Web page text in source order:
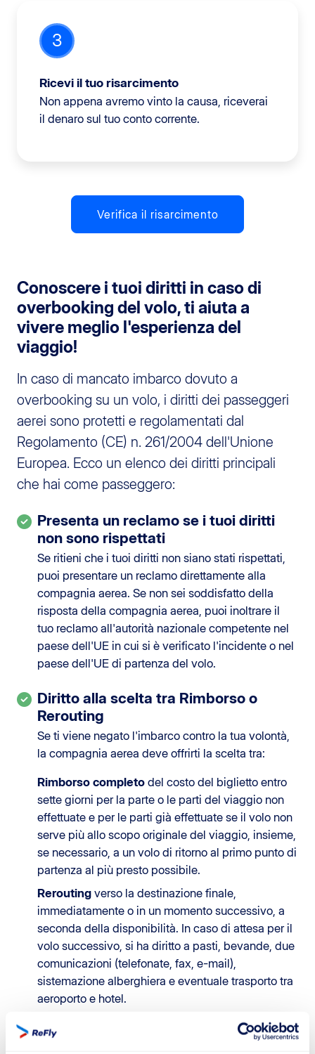
3
Ricevi il tuo risarcimento
Non appena avremo vinto la causa, riceverai
il denaro sul tuo conto corrente.
Verifica il risarcimento
Conoscere i tuoi diritti in caso di
overbooking del volo, ti aiuta a
vivere meglio l'esperienza del
viaggio!
In caso di mancato imbarco dovuto a
overbooking su un volo, i diritti dei passeggeri
aerei sono protetti e regolamentati dal
Regolamento (CE) n. 261/2004 dell'Unione
Europea. Ecco un elenco dei diritti principali
che hai come passeggero:
Presenta un reclamo se i tuoi diritti
non sono rispettati
Se ritieni che i tuoi diritti non siano stati rispettati,
puoi presentare un reclamo direttamente alla
compagnia aerea. Se non sei soddisfatto della
risposta della compagnia aerea, puoi inoltrare il
tuo reclamo all'autorità nazionale competente nel
paese dell'UE in cui si è verificato l'incidente o nel
paese dell'UE di partenza del volo.
Diritto alla scelta tra Rimborso o
Rerouting
Se ti viene negato l'imbarco contro la tua volontà,
la compagnia aerea deve offrirti la scelta tra:
Rimborso completo del costo del biglietto entro
sette giorni per la parte o le parti del viaggio non
effettuate e per le parti già effettuate se il volo non
serve più allo scopo originale del viaggio, insieme,
se necessario, a un volo di ritorno al primo punto di
partenza al più presto possibile.
Rerouting verso la destinazione finale,
immediatamente o in un momento successivo, a
seconda della disponibilità. In caso di attesa per il
volo successivo, si ha diritto a pasti, bevande, due
comunicazioni (telefonate, fax, e-mail),
sistemazione alberghiera e eventuale trasporto tra
aeroporto e hotel.
Diritto al Risarcimento Finanziario